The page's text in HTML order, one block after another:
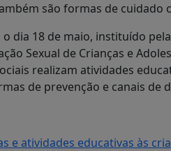
são formas de cuidado
dia 18 de maio, instituído
Sexual de Crianças e
realizam atividades
de prevenção e canais de
e atividades educativas às